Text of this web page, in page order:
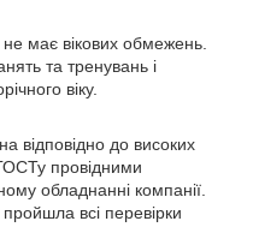
має вікових обмежень.
та тренувань і
віку.
відповідно до високих
провідними
обладнанні компанії.
всі перевірки